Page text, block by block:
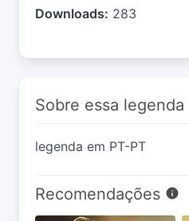
Downloads: 283
Sobre essa legenda
legenda em PT-PT
Recomendações